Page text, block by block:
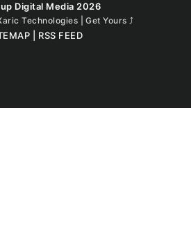
Digital Media 2026
Technologies | Get Yours⤴︎
RSS FEED